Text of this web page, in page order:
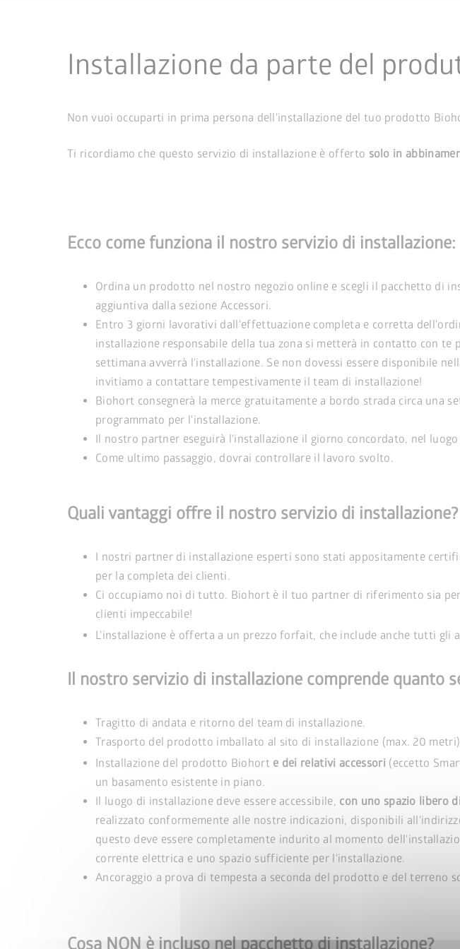
Installazione da parte del
Non vuoi occuparti in prima persona dell'installazione del tuo prodotto
Ti ricordiamo che questo servizio di installazione è offerto solo in
Ecco come funziona il nostro servizio di installazione:
Ordina un prodotto nel nostro negozio online e scegli il pacchetto di
aggiuntiva dalla sezione Accessori.
Entro 3 giorni lavorativi dall'effettuazione completa e corretta
installazione responsabile della tua zona si metterà in contatto con te
settimana avverrà l'installazione. Se non dovessi essere disponibile
invitiamo a contattare tempestivamente il team di installazione!
Biohort consegnerà la merce gratuitamente a bordo strada circa una
programmato per l'installazione.
Il nostro partner eseguirà l'installazione il giorno concordato, nel
Come ultimo passaggio, dovrai controllare il lavoro svolto.
Quali vantaggi offre il nostro servizio di installazione?
I nostri partner di installazione esperti sono stati appositamente
per la completa dei clienti.
Ci occupiamo noi di tutto. Biohort è il tuo partner di riferimento sia
clienti impeccabile!
L'installazione è offerta a un prezzo forfait, che include anche tutti gli
Il nostro servizio di installazione comprende quanto
Tragitto di andata e ritorno del team di installazione.
Trasporto del prodotto imballato al sito di installazione (max. 20
Installazione del prodotto Biohort e dei relativi accessori (eccetto
un basamento esistente in piano.
Il luogo di installazione deve essere accessibile, con uno spazio libero
realizzato conformemente alle nostre indicazioni, disponibili
questo deve essere completamente indurito al momento
corrente elettrica e uno spazio sufficiente per l'installazione.
Ancoraggio a prova di tempesta a seconda del prodotto e del terreno
Cosa NON è incluso nel pacchetto di installazione?
Vincete una StyleBox